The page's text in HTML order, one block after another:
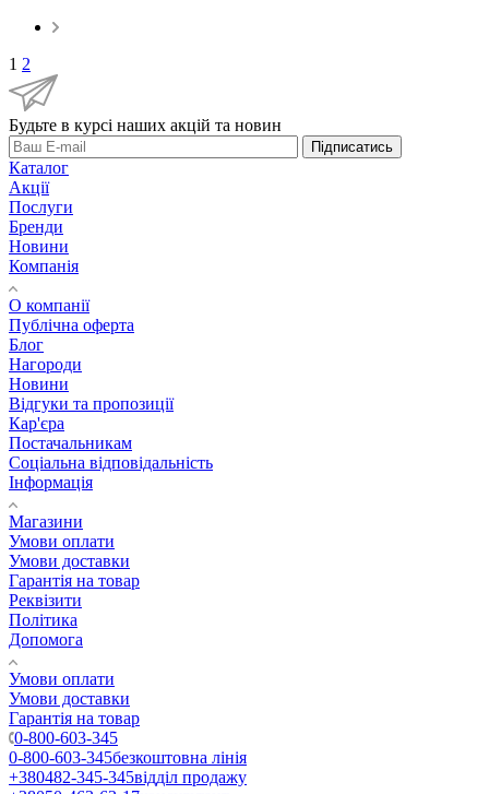
1 2
Будьте в курсі наших акцій та новин
Підписатись
Каталог
Акції
Послуги
Бренди
Новини
Компанія
О компанії
Публічна оферта
Блог
Нагороди
Новини
Відгуки та пропозиції
Кар'єра
Постачальникам
Соціальна відповідальність
Інформація
Магазини
Умови оплати
Умови доставки
Гарантія на товар
Реквізити
Політика
Допомога
Умови оплати
Умови доставки
Гарантія на товар
0-800-603-345
0-800-603-345безкоштовна лінія
+380482-345-345відділ продажу